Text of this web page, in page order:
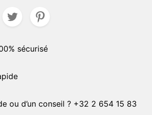
sécurisé
ou d’un conseil ? +32 2 654 15 83